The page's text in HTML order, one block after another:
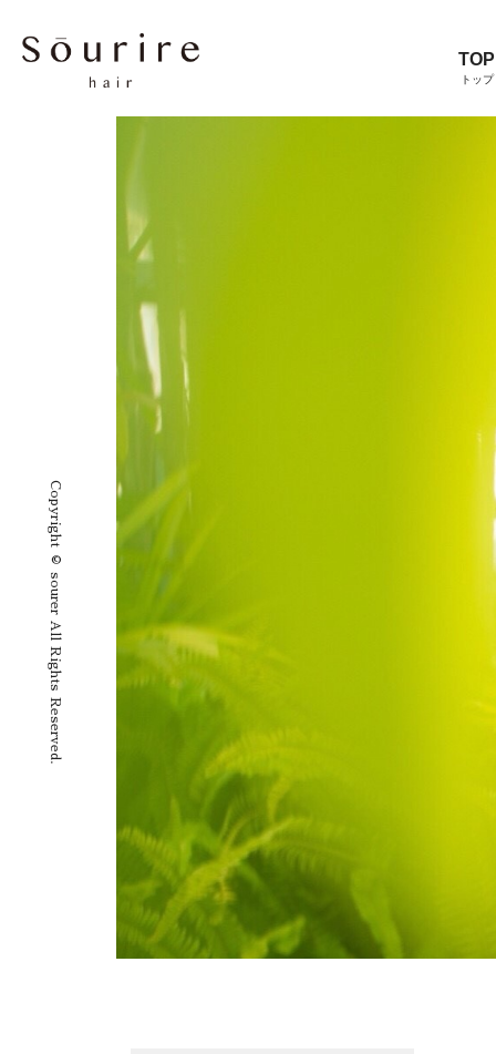
TOP
トップ
Copyright © sourer All Rights Reserved.